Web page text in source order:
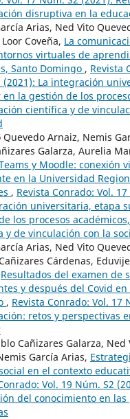
disruptiva en la
Arias, Ned Vito
Coveña, La
virtuales de
Santo Domingo , Revista
(2021): La integración
la gestión de los
científica y de
Quevedo Arnaiz, Nemis
Galarza, Aurelia
y Moodle: conexión
en la Universidad
, Revista Conrado: Vol.
universitaria, etapa
los procesos
y de vinculación con la
Arias, Ned Vito
Cárdenas,
Resultados del examen de
y después del Covid en
, Revista Conrado: Vol. 17
retos y perspectivas
Cañizares Galarza, Ned
García Arias,
en el contexto
Vol. 19 Núm. S2
del conocimiento en las